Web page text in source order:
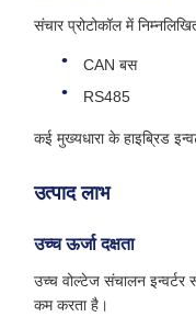
संचार प्रोटोकॉल में
CAN बस
RS485
कई मुख्यधारा के हाइब्रिड
उत्पाद लाभ
उच्च ऊर्जा दक्षता
उच्च वोल्टेज संचालन इन्वर्टर
कम करता है।